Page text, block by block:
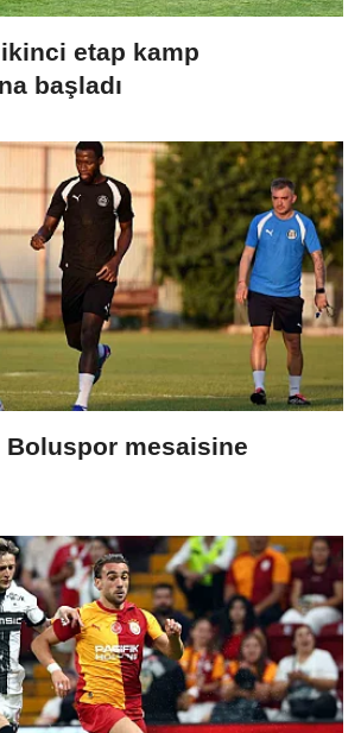
etap kamp
başladı
Boluspor mesaisine